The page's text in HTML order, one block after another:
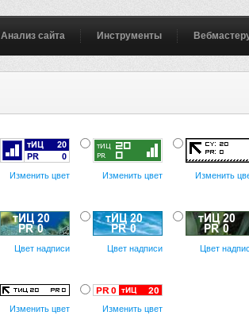
Анализ сайта Инструменты
Изменить цвет Изменить цвет Изменить
Цвет надписи Цвет надписи Цвет
Изменить цвет Изменить цвет